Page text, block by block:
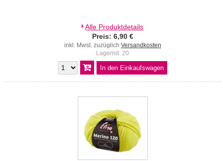
Alle Produktdetails
Preis: 6,90 €
inkl. Mwst. zuzüglich Versandkosten
Lagernd: 20